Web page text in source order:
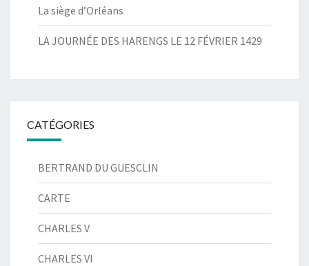
La siège d’Orléans
LA JOURNÉE DES HARENGS LE 12 FÉVRIER 1429
CATÉGORIES
BERTRAND DU GUESCLIN
CARTE
CHARLES V
CHARLES VI